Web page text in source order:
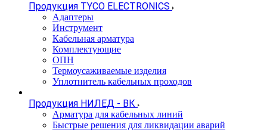
Продукция TYCO ELECTRONICS
Адаптеры
Инструмент
Кабельная арматура
Комплектующие
ОПН
Термоусаживаемые изделия
Уплотнитель кабельных проходов
Продукция НИЛЕД - ВК
Арматура для кабельных линий
Быстрые решения для ликвидации аварий